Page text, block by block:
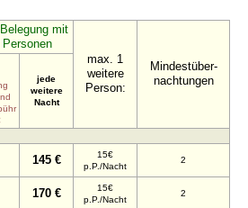
mit
max. 1
weitere
Person:
Mindestüber-
nachtungen
jede
weitere
Nacht
145 €
15€
p.P./Nacht
2
170 €
15€
p.P./Nacht
2